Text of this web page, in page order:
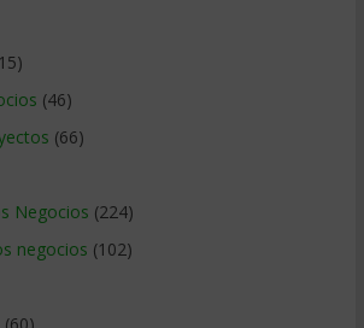
(46)
(66)
Negocios (224)
negocios (102)